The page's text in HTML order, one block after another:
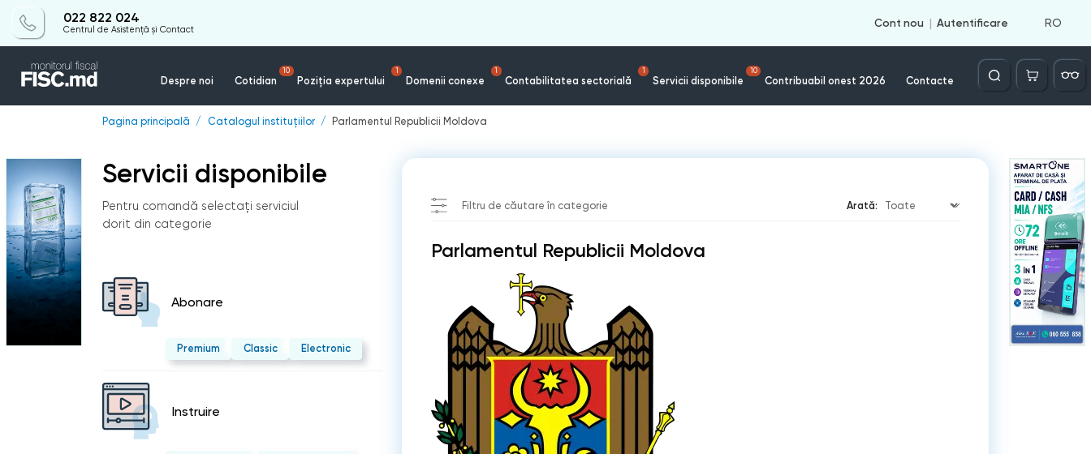
022 822 024
Centrul de Asistență și Contact
Cont nou Autentificare RO
Despre noi Cotidian
10
Poziția expertului
1
Domenii conexe
1
Contabilitatea sectorială
1
Servicii disponibile
10
Contribuabil onest 2026 Contacte
Căutare
Pagina principală Catalogul instituțiilor Parlamentul Republicii Moldova
Servicii disponibile
Pentru comandă selectați serviciul
dorit din categorie
Abonare
Premium Classic Electronic
Instruire
Filtru de căutare în categorie Arată:
Parlamentul Republicii Moldova